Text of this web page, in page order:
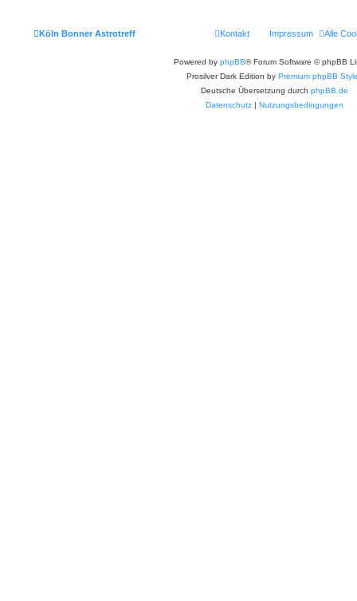
Köln Bonner Astrotreff Alle
Impressum
Kontakt
Powered by phpBB® Forum Software © phpBB
Prosilver Dark Edition by Premium phpBB
Deutsche Übersetzung durch phpBB.de
Datenschutz | Nutzungsbedingungen